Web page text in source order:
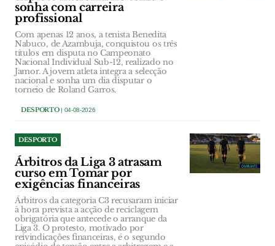
sonha com carreira
profissional
Com apenas 12 anos, a tenista Benedita
Nabuco, de Azambuja, conquistou os três
títulos em disputa no Campeonato
Nacional Individual Sub-12, realizado no
Jamor. A jovem atleta integra a selecção
nacional e sonha um dia disputar o
torneio de Roland Garros.
DESPORTO| 04-08-2026
DESPORTO
Árbitros da Liga 3 atrasam
curso em Tomar por
exigências financeiras
Árbitros da categoria C3 recusaram iniciar
à hora prevista a acção de reciclagem
obrigatória que antecede o arranque da
Liga 3. O protesto, motivado por
reivindicações financeiras, é o segundo